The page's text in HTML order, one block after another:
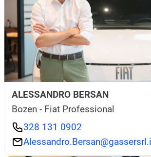
ALESSANDRO BERSAN
Bozen - Fiat Professional
328 131 0902